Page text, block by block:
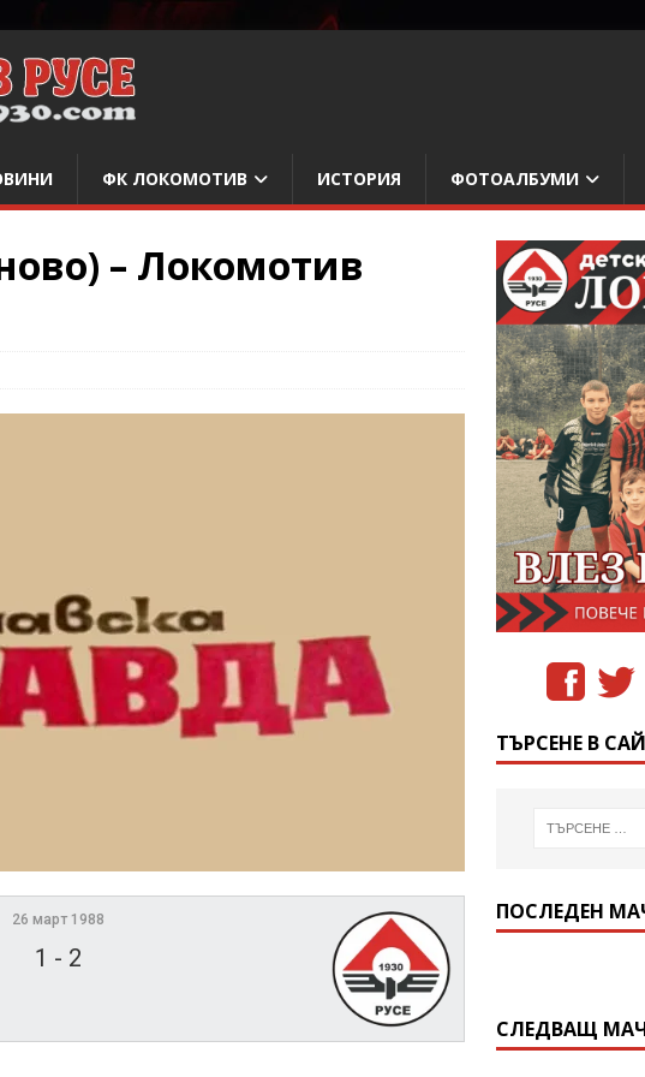
ФК ЛОКОМОТИВ ИСТОРИЯ ФОТОАЛБУМИ
– Локомотив
26 март 1988
1 - 2
ТЪРСЕНЕ В
ПОСЛЕДЕН
СЛЕДВАЩ